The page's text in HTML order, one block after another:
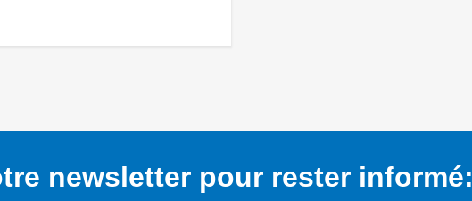
newsletter pour rester informé: